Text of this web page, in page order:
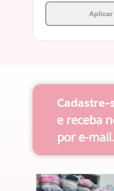
Aplicar
Cadastre-
e receba
por e-mail.